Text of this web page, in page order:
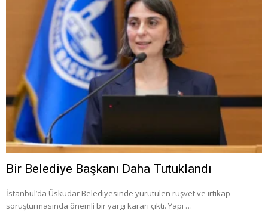
Bir Belediye Başkanı Daha Tutuklandı
İstanbul’da Üsküdar Belediyesinde yürütülen rüşvet ve irtikap
soruşturmasında önemli bir yargı kararı çıktı. Yapı …